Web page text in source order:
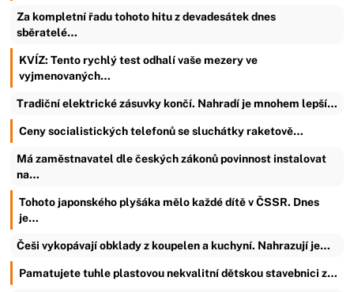
Za kompletní řadu tohoto hitu z devadesátek dnes
sběratelé…
KVÍZ: Tento rychlý test odhalí vaše mezery ve
vyjmenovaných…
Tradiční elektrické zásuvky končí. Nahradí je mnohem lepší…
Ceny socialistických telefonů se sluchátky raketově…
Má zaměstnavatel dle českých zákonů povinnost instalovat
na…
Tohoto japonského plyšáka mělo každé dítě v ČSSR. Dnes
je…
Češi vykopávají obklady z koupelen a kuchyní. Nahrazují je…
Pamatujete tuhle plastovou nekvalitní dětskou stavebnici z…